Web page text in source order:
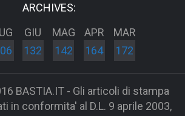
ARCHIVES:
GIU
132
MAG
142
APR
164
MAR
172
BASTIA.IT - Gli articoli di stampa
in conformita' al D.L. 9 aprile 2003,